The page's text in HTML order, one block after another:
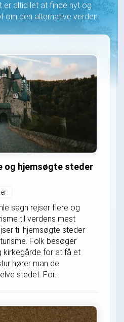
er altid let at finde nyt og
den alternative verden
og hjemsøgte steder
sagn rejser flere og
til verdens mest
til hjemsøgte steder
Folk besøger
kirkegårde for at få et
hører man de
stedet. For...